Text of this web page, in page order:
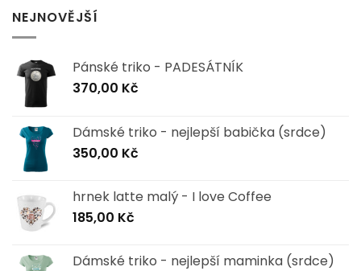
NEJNOVĚJŠÍ
Pánské triko - PADESÁTNÍK
370,00 Kč
Dámské triko - nejlepší babička (srdce)
350,00 Kč
hrnek latte malý - I love Coffee
185,00 Kč
Dámské triko - nejlepší maminka (srdce)